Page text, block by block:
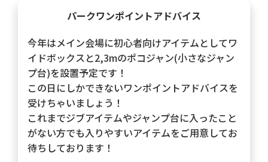
パークワンポイントアドバイス
今年はメイン会場に初心者向けアイテムとしてワ
イドボックスと2,3mのポコジャン(小さなジャン
プ台)を設置予定です！
この日にしかできないワンポイントアドバイスを
受けちゃいましょう！
これまでジブアイテムやジャンプ台に入ったこと
がない方でも入りやすいアイテムをご用意してお
待ちしております！